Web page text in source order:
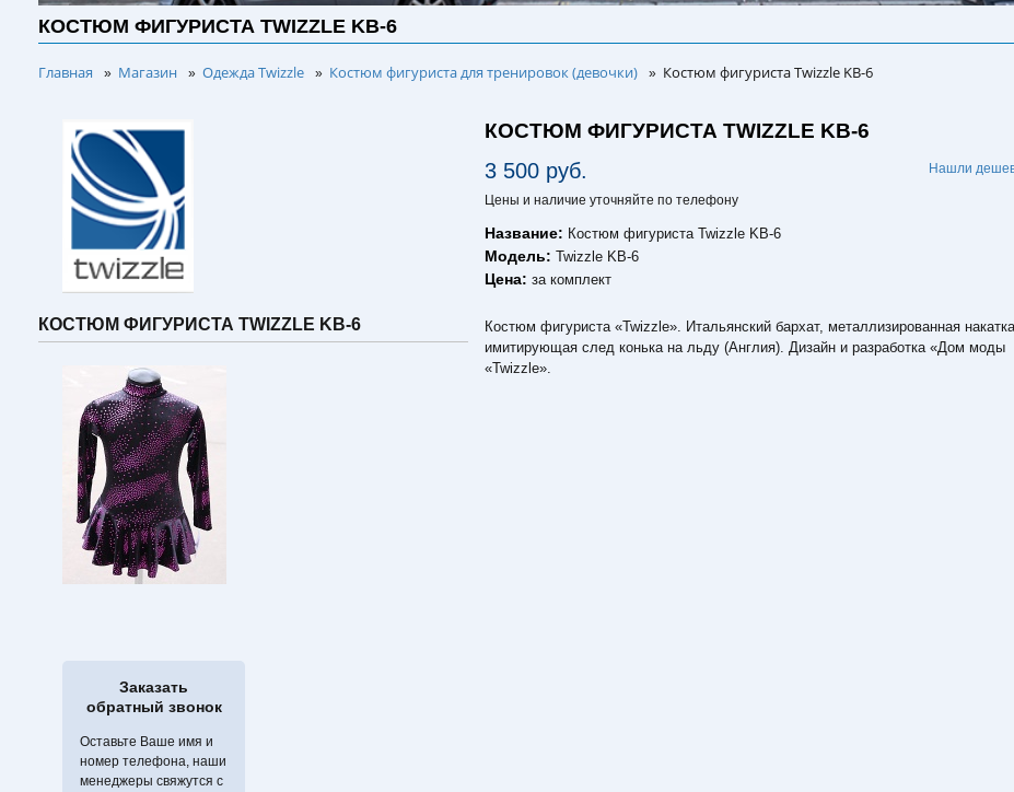
КОСТЮМ ФИГУРИСТА TWIZZLE KB-6
Главная » Магазин » Одежда Twizzle » Костюм фигуриста для тренировок (девочки) » Костюм фигуриста Twizzle KB-6
КОСТЮМ ФИГУРИСТА TWIZZLE KB-6
Заказать
обратный звонок
Оставьте Ваше имя и
номер телефона, наши
менеджеры свяжутся с
КОСТЮМ ФИГУРИСТА TWIZZLE KB-6
3 500 руб. Нашли
Цены и наличие уточняйте по телефону
Название: Костюм фигуриста Twizzle KB-6
Модель:Twizzle KB-6
Цена:за комплект
Костюм фигуриста «Twizzle». Итальянский бархат, металлизированная
имитирующая след конька на льду (Англия). Дизайн и разработка «Дом моды
«Twizzle».